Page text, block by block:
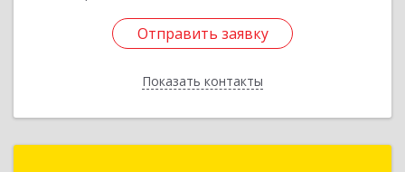
Отправить заявку
Показать контакты
Отправить заявку
Назад